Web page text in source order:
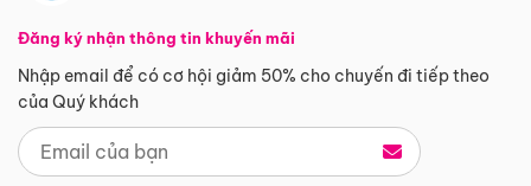
Đăng ký nhận thông tin khuyến mãi
Nhập email để có cơ hội giảm 50% cho chuyến đi tiếp theo
của Quý khách